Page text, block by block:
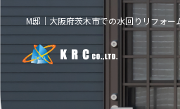
M邸｜大阪府茨木市での水回りリフォー